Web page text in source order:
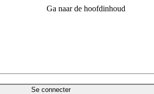
Ga naar de hoofdinhoud
Se connecter